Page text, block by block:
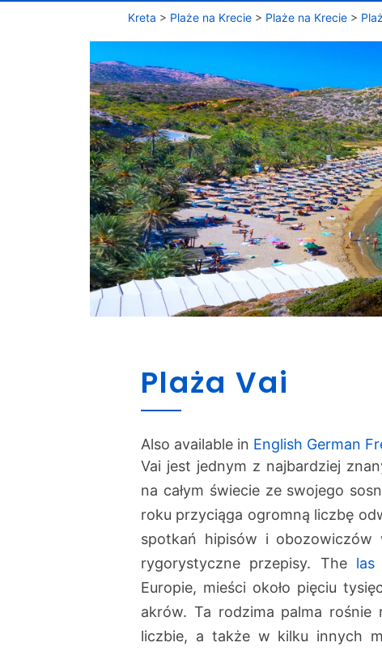
Kreta > Plaże na Krecie > Plaże na Krecie >
Plaża Vai
Also available in English German
Vai jest jednym z najbardziej
na całym świecie ze swojego
roku przyciąga ogromną liczbę
spotkań hipisów i obozowiczów
rygorystyczne przepisy. The las
Europie, mieści około pięciu
akrów. Ta rodzima palma rośnie
liczbie, a także w kilku innych